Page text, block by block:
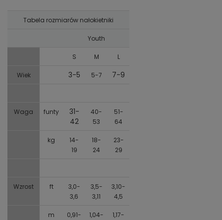
Tabela rozmiarów nałokietniki
Youth
S M L
Wiek 3-5 5-7 7-9
Waga funty
31-
42
40-
53
51-
64
kg
14-
19
18-
24
23-
29
Wzrost ft
3,0-
3,6
3,5-
3,11
3,10-
4,5
m
0,91-
1,04-
1,17-